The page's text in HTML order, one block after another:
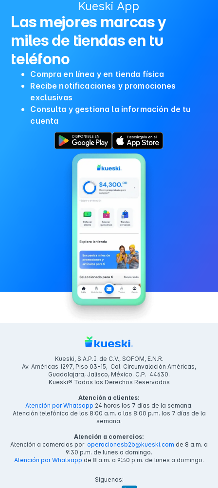
Kueski App
Las mejores marcas y
miles de tiendas en tu
teléfono
Compra en línea y en tienda física
Recibe notificaciones y promociones
exclusivas
Consulta y gestiona la información de tu
cuenta
Kueski, S.A.P.I. de C.V., SOFOM, E.N.R.
Av. Américas 1297, Piso 03-15, Col. Circunvalación Américas,
Guadalajara, Jalisco, México. C.P. 44630.
Kueski® Todos los Derechos Reservados
Atención a clientes:
Atención por Whatsapp 24 horas los 7 días de la semana.
Atención telefónica de las 8:00 a.m. a las 8:00 p.m. los 7 días de la
semana.
Atención a comercios:
Atención a comercios por operacionesb2b@kueski.com de 8 a.m. a
9:30 p.m. de lunes a domingo.
Atención por Whatsapp de 8 a.m. a 9:30 p.m. de lunes a domingo.
Síguenos: